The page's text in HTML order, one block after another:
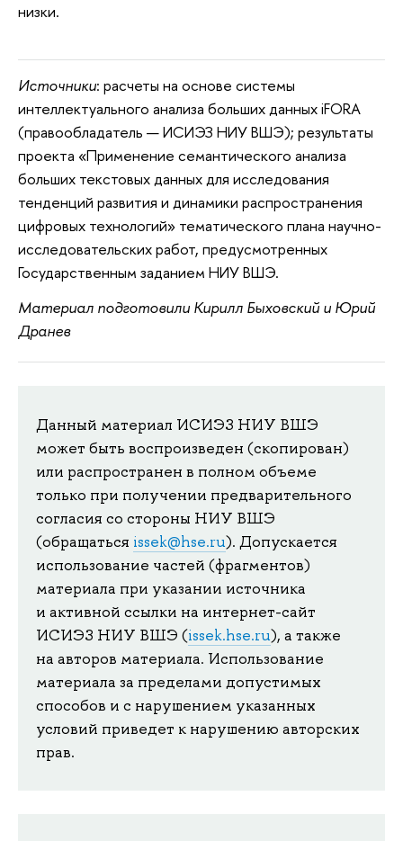
низки.
Источники: расчеты на основе системы
интеллектуального анализа больших данных iFORA
(правообладатель — ИСИЭЗ НИУ ВШЭ); результаты
проекта «Применение семантического анализа
больших текстовых данных для исследования
тенденций развития и динамики распространения
цифровых технологий» тематического плана научно-
исследовательских работ, предусмотренных
Государственным заданием НИУ ВШЭ.
Материал подготовили Кирилл Быховский и Юрий
Дранев
Данный материал ИСИЭЗ НИУ ВШЭ
может быть воспроизведен (скопирован)
или распространен в полном объеме
только при получении предварительного
согласия со стороны НИУ ВШЭ
(обращаться issek@hse.ru). Допускается
использование частей (фрагментов)
материала при указании источника
и активной ссылки на интернет-сайт
ИСИЭЗ НИУ ВШЭ (issek.hse.ru), а также
на авторов материала. Использование
материала за пределами допустимых
способов и с нарушением указанных
условий приведет к нарушению авторских
прав.